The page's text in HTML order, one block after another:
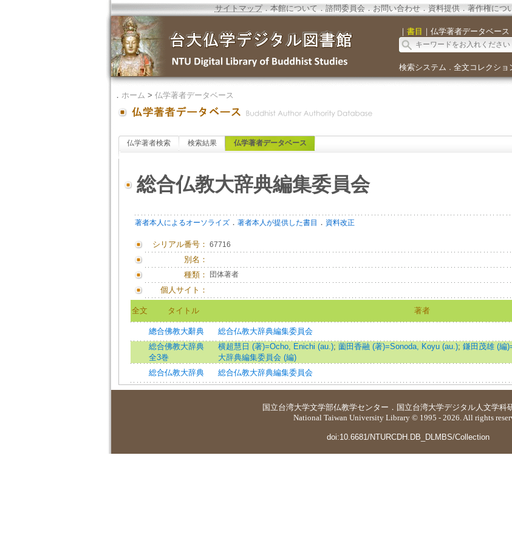
サイトマップ．本館について．諮問委員会． お問い合わせ． 資料提供．著作権につ
｜ 書目 ｜ 仏学著者データベース
検索システム ． 全文コレクショ
． ホーム > 仏学著者データベース
仏学著者検索 検索結果 仏学著者データベース
総合仏教大辞典編集委員会
著者本人によるオーソライズ． 著者本人が提供した書目 ． 資料改正
シリアル番号： 67716
別名：
種類：
団体著者
個人サイト：
全文 タイトル 著者
總合佛教大辭典
総合仏教大辞典編集委員会
総合佛教大辞典
全3巻
横超慧日 (著)=Ocho, Enichi (au.); 薗田香融 (著)=Sonoda, Koyu (au.); 鎌田茂雄 (編
大辞典編集委員会 (編)
総合仏教大辞典 総合仏教大辞典編集委員会
国立台湾大学文学部仏教学センター ． 国立台湾大学デジタル人文学科
National Taiwan University Library © 1995 - 2026. All rights
doi:10.6681/NTURCDH.DB_DLMBS/Collection